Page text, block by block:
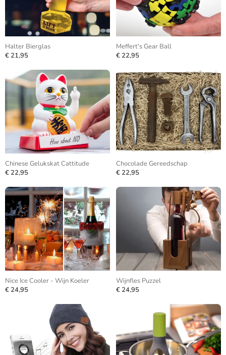
Halter Bierglas
€ 21,95
Meffert's Gear Ball
€ 22,95
Chinese Gelukskat Cattitude
€ 22,95
Chocolade Gereedschap
€ 22,95
Nice Ice Cooler - Wijn Koeler
€ 24,95
Wijnfles Puzzel
€ 24,95